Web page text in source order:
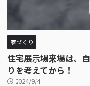
家づくり
住宅展示場来場は、
りを考えてから！
2024/9/4